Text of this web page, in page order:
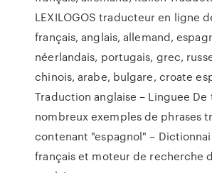
LEXILOGOS traducteur en ligne
français, anglais, allemand,
néerlandais, portugais, grec,
chinois, arabe, bulgare, croate
Traduction anglaise – Linguee De
nombreux exemples de phrases
contenant "espagnol" –
français et moteur de recherche